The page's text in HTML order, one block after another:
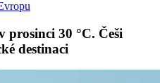
prosinci 30 °C. Češi
destinaci